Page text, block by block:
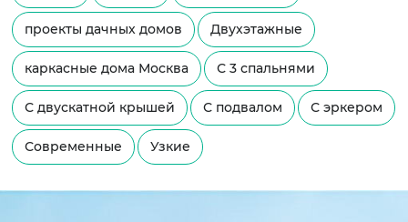
проекты дачных домов Двухэтажные
каркасные дома Москва С 3 спальнями
С двускатной крышей С подвалом С эркером
Современные Узкие